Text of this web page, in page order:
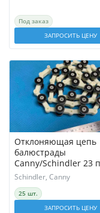
Под заказ
ЗАПРОСИТЬ ЦЕНУ
Отклоняющая цепь
балюстрады
Canny/Schindler 23
роликов / Обводная
Schindler, Canny
25 шт.
ЗАПРОСИТЬ ЦЕНУ